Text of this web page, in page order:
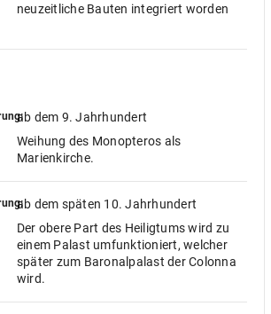
neuzeitliche Bauten integriert worden
ab dem 9. Jahrhundert
Weihung des Monopteros als
Marienkirche.
ab dem späten 10. Jahrhundert
Der obere Part des Heiligtums wird zu
einem Palast umfunktioniert, welcher
später zum Baronalpalast der Colonna
wird.